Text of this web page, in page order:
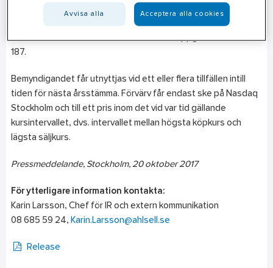
aktieswapar (uppgående till 5,3 miljoner aktier) för ändamålet,
vilka i samband med återköpen kommer att avslutas. Det
totala antalet utestående aktier i Ahlsell uppgår till 436 302
187.
Bemyndigandet får utnyttjas vid ett eller flera tillfällen intill
tiden för nästa årsstämma. Förvärv får endast ske på Nasdaq
Stockholm och till ett pris inom det vid var tid gällande
kursintervallet, dvs. intervallet mellan högsta köpkurs och
lägsta säljkurs.
Pressmeddelande, Stockholm, 20 oktober 2017
För ytterligare information kontakta:
Karin Larsson, Chef för IR och extern kommunikation
08 685 59 24, Karin.Larsson@ahlsell.se
Release
Avvisa alla Acceptera alla cookies